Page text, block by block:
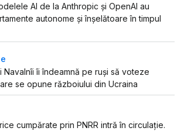
AI de la Anthropic și OpenAI au
autonome și înșelătoare în timpul
Navalnîi îi îndeamnă pe ruși să voteze
se opune războiului din Ucraina
cumpărate prin PNRR intră în circulație.